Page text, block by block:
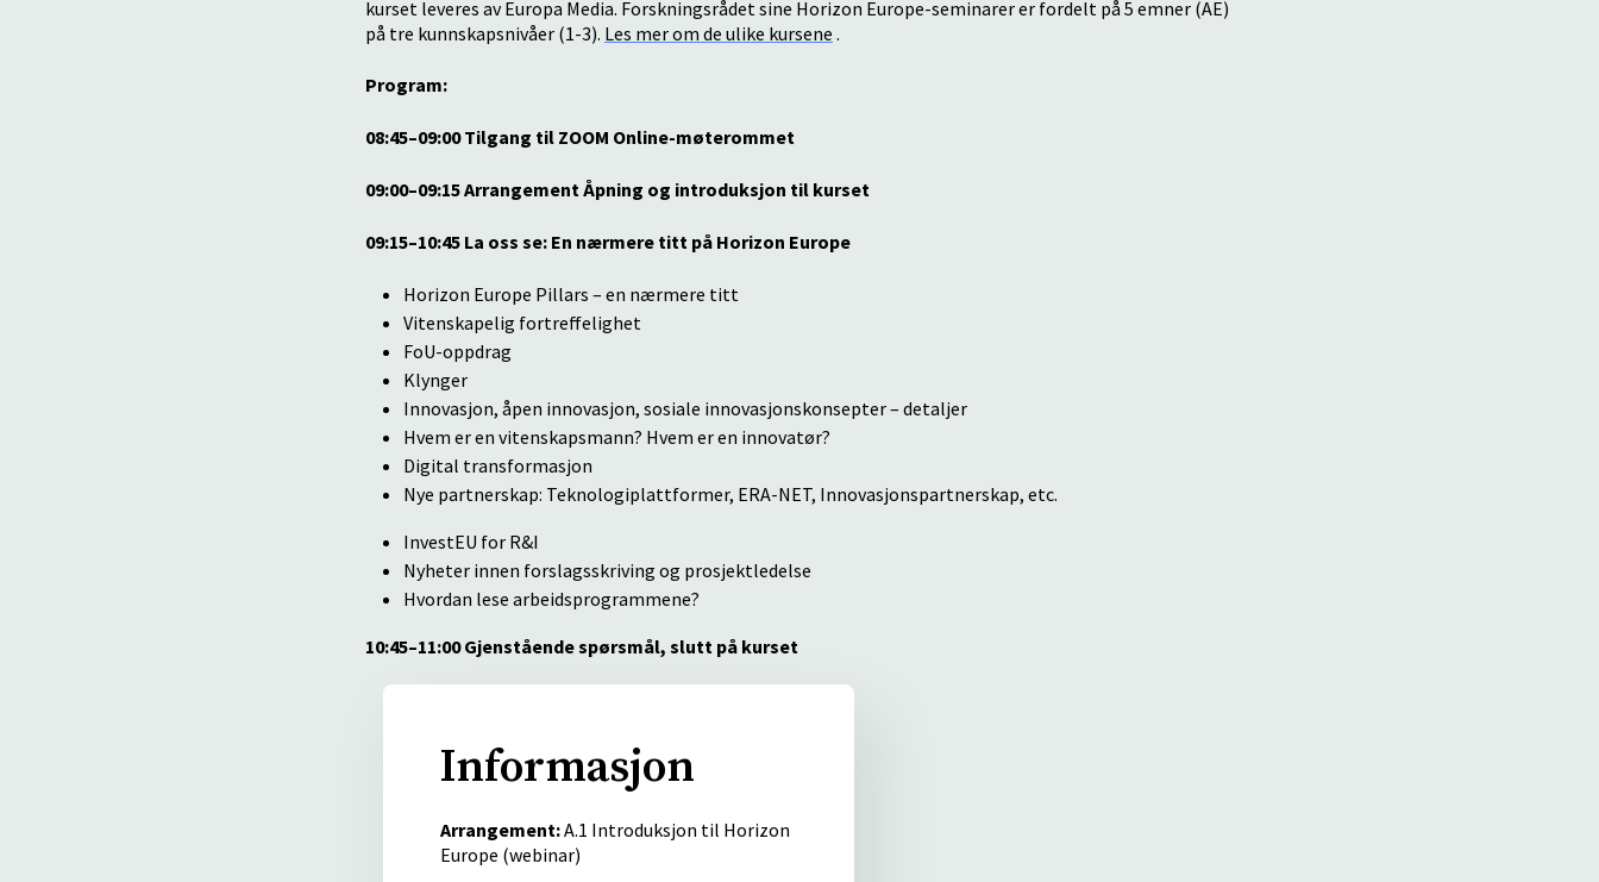
kurset leveres av Europa Media. Forskningsrådet sine Horizon Europe-seminarer er fordelt på 5 emner (AE)
på tre kunnskapsnivåer (1-3). Les mer om de ulike kursene .
Program:
08:45–09:00 Tilgang til ZOOM Online-møterommet
09:00–09:15 Arrangement Åpning og introduksjon til kurset
09:15–10:45 La oss se: En nærmere titt på Horizon Europe
Horizon Europe Pillars – en nærmere titt
Vitenskapelig fortreffelighet
FoU-oppdrag
Klynger
Innovasjon, åpen innovasjon, sosiale innovasjonskonsepter – detaljer
Hvem er en vitenskapsmann? Hvem er en innovatør?
Digital transformasjon
Nye partnerskap: Teknologiplattformer, ERA-NET, Innovasjonspartnerskap, etc.
InvestEU for R&I
Nyheter innen forslagsskriving og prosjektledelse
Hvordan lese arbeidsprogrammene?
10:45–11:00Gjenstående spørsmål, slutt på kurset
Informasjon
Arrangement:A.1 Introduksjon til Horizon
Europe (webinar)